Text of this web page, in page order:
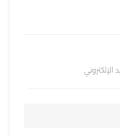
الإلكتروني